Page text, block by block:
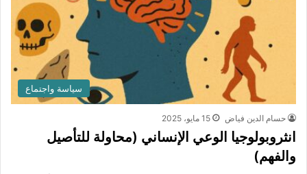
سياسة واجتماع
حسام الدين فياض 15 مايو، 2025
انثروبولوجيا الوعي الإنساني (محاولة للتأصيل
والفهم)